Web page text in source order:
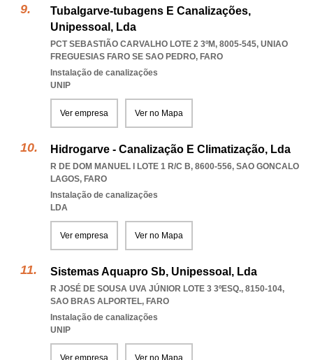
Tubalgarve-tubagens E Canalizações,
Unipessoal, Lda
PCT SEBASTIÃO CARVALHO LOTE 2 3ºM, 8005-545, UNIAO
FREGUESIAS FARO SE SAO PEDRO, FARO
Instalação de canalizações
UNIP
Ver empresa Ver no Mapa
Hidrogarve - Canalização E Climatização, Lda
R DE DOM MANUEL I LOTE 1 R/C B, 8600-556, SAO GONCALO
LAGOS, FARO
Instalação de canalizações
LDA
Ver empresa Ver no Mapa
Sistemas Aquapro Sb, Unipessoal, Lda
R JOSÉ DE SOUSA UVA JÚNIOR LOTE 3 3ºESQ., 8150-104,
SAO BRAS ALPORTEL, FARO
Instalação de canalizações
UNIP
Ver empresa Ver no Mapa